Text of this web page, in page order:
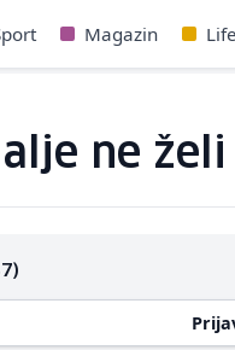
Magazin
ne